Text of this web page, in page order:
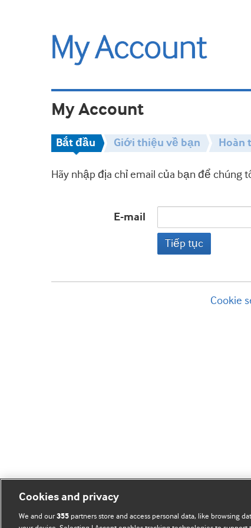
My Account
Bắt đầu Giới thiệu về bạn Hoàn
Hãy nhập địa chỉ email của bạn để chúng
E-mail
Tiếp tục
Cookie
Cookies and privacy
We and our355 partners store and access personal data, like browsing